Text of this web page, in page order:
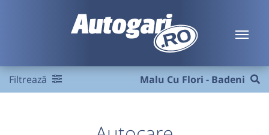
Filtrează Malu Cu Flori - Badeni